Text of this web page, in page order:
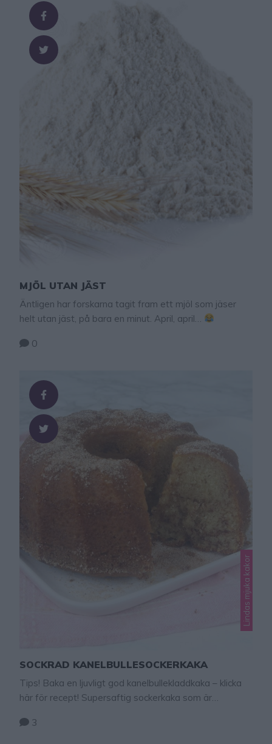
MJÖL UTAN JÄST
Äntligen har forskarna tagit fram ett mjöl som jäser
helt utan jäst, på bara en minut. April, april…
0
Lindas mjuka kakor
SOCKRAD KANELBULLESOCKERKAKA
Tips! Baka en ljuvligt god kanelbullekladdkaka – klicka
här för recept! Supersaftig sockerkaka som är
smakar som en kanelbulle, men är mjuk och saftig som
3